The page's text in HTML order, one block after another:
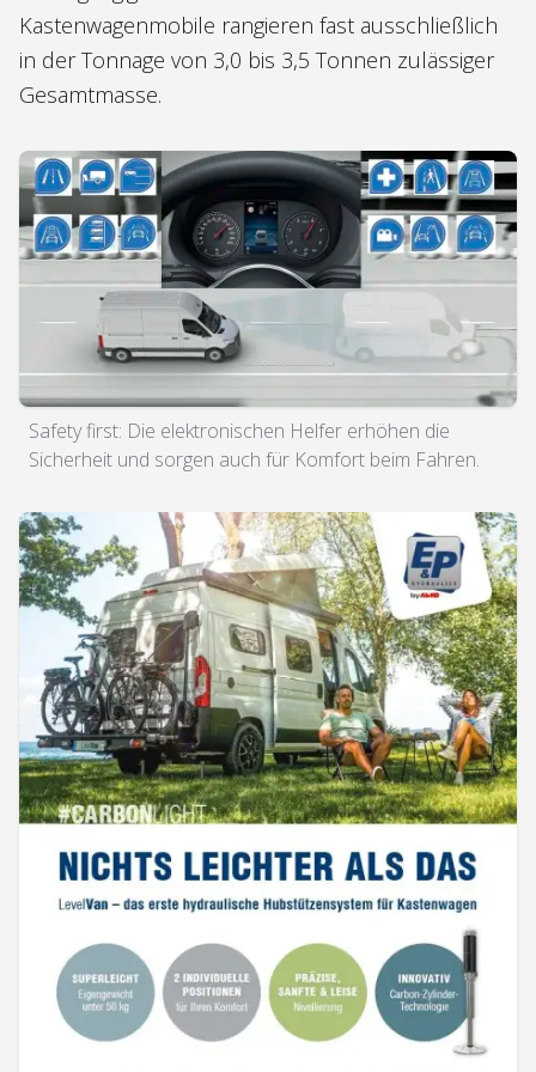
Kastenwagenmobile rangieren fast ausschließlich
in der Tonnage von 3,0 bis 3,5 Tonnen zulässiger
Gesamtmasse.
Safety first: Die elektronischen Helfer erhöhen die
Sicherheit und sorgen auch für Komfort beim Fahren.